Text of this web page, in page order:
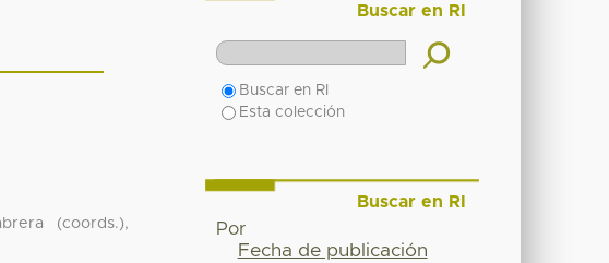
(coords.),
Buscar en RI
Buscar en RI
Esta colección
Buscar en RI
Por
Fecha de publicación